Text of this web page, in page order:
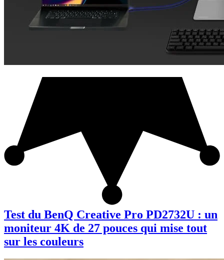
Test du BenQ Creative Pro PD2732U : un
moniteur 4K de 27 pouces qui mise tout
sur les couleurs